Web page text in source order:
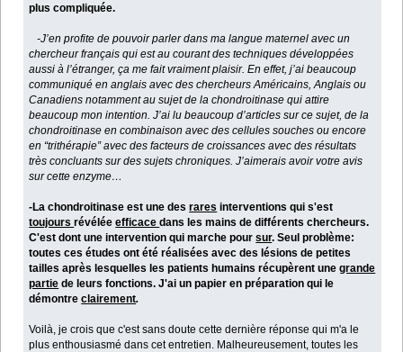
plus compliquée.
-J’en profite de pouvoir parler dans ma langue maternel avec un
chercheur français qui est au courant des techniques développées
aussi à l’étranger, ça me fait vraiment plaisir. En effet, j’ai beaucoup
communiqué en anglais avec des chercheurs Américains, Anglais ou
Canadiens notamment au sujet de la chondroitinase qui attire
beaucoup mon intention. J’ai lu beaucoup d’articles sur ce sujet, de la
chondroitinase en combinaison avec des cellules souches ou encore
en “trithérapie” avec des facteurs de croissances avec des résultats
très concluants sur des sujets chroniques. J’aimerais avoir votre avis
sur cette enzyme…
-La chondroitinase est une desrares interventions qui s'est
toujoursrévéléeefficacedans les mains de différents chercheurs.
C'est dont une intervention qui marche poursur. Seul problème:
toutes ces études ont été réalisées avec des lésions de petites
tailles après lesquelles les patients humains récupèrent unegrande
partie de leurs fonctions. J'ai un papier en préparation qui le
démontreclairement.
Voilà, je crois que c'est sans doute cette dernière réponse qui m'a le
plus enthousiasmé dans cet entretien. Malheureusement, toutes les